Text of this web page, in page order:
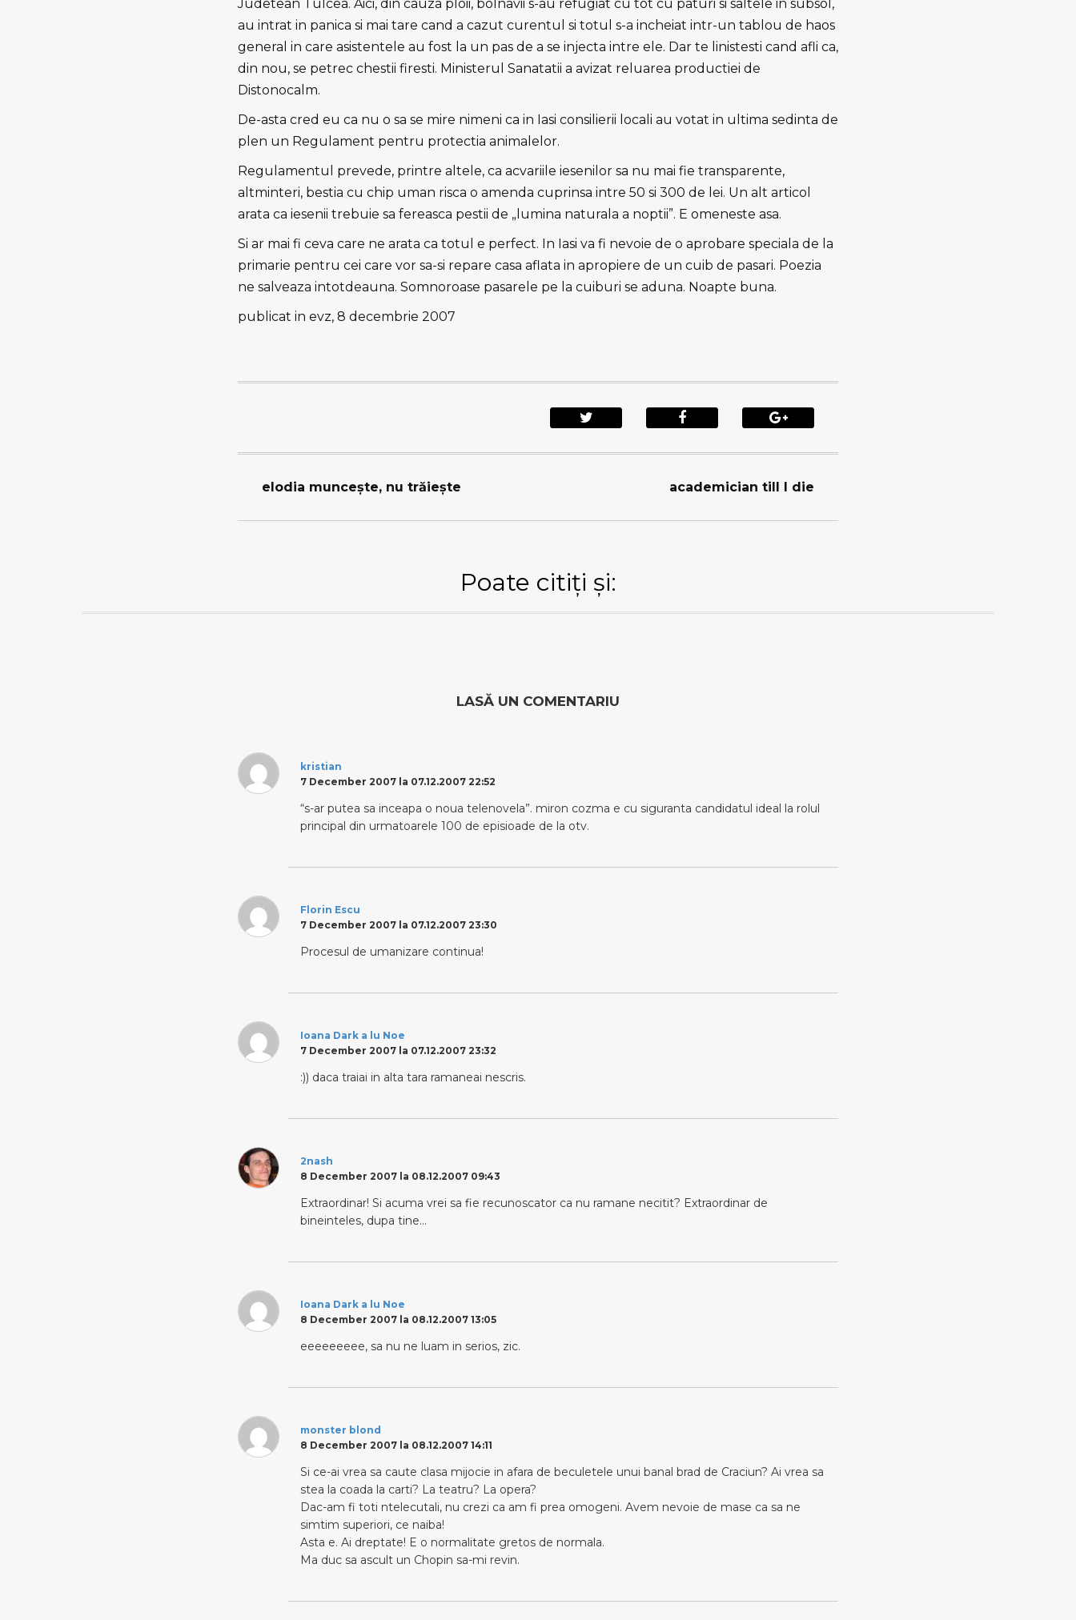
Judetean Tulcea. Aici, din cauza ploii, bolnavii s-au refugiat cu tot cu paturi si saltele in subsol,
au intrat in panica si mai tare cand a cazut curentul si totul s-a incheiat intr-un tablou de haos
general in care asistentele au fost la un pas de a se injecta intre ele. Dar te linistesti cand afli ca,
din nou, se petrec chestii firesti. Ministerul Sanatatii a avizat reluarea productiei de
Distonocalm.
De-asta cred eu ca nu o sa se mire nimeni ca in Iasi consilierii locali au votat in ultima sedinta de
plen un Regulament pentru protectia animalelor.
Regulamentul prevede, printre altele, ca acvariile iesenilor sa nu mai fie transparente,
altminteri, bestia cu chip uman risca o amenda cuprinsa intre 50 si 300 de lei. Un alt articol
arata ca iesenii trebuie sa fereasca pestii de „lumina naturala a noptii”. E omeneste asa.
Si ar mai fi ceva care ne arata ca totul e perfect. In Iasi va fi nevoie de o aprobare speciala de la
primarie pentru cei care vor sa-si repare casa aflata in apropiere de un cuib de pasari. Poezia
ne salveaza intotdeauna. Somnoroase pasarele pe la cuiburi se aduna. Noapte buna.
publicat in evz, 8 decembrie 2007
elodia munceşte, nu trăieşte academician till I die
Poate citiți și:
LASĂ UN COMENTARIU
kristian
7 December 2007 la 07.12.2007 22:52
“s-ar putea sa inceapa o noua telenovela”. miron cozma e cu siguranta candidatul ideal la rolul
principal din urmatoarele 100 de episioade de la otv.
Florin Escu
7 December 2007 la 07.12.2007 23:30
Procesul de umanizare continua!
Ioana Dark a lu Noe
7 December 2007 la 07.12.2007 23:32
:)) daca traiai in alta tara ramaneai nescris.
2nash
8 December 2007 la 08.12.2007 09:43
Extraordinar! Si acuma vrei sa fie recunoscator ca nu ramane necitit? Extraordinar de
bineinteles, dupa tine…
Ioana Dark a lu Noe
8 December 2007 la 08.12.2007 13:05
eeeeeeeee, sa nu ne luam in serios, zic.
monster blond
8 December 2007 la 08.12.2007 14:11
Si ce-ai vrea sa caute clasa mijocie in afara de beculetele unui banal brad de Craciun? Ai vrea sa
stea la coada la carti? La teatru? La opera?
Dac-am fi toti ntelecutali, nu crezi ca am fi prea omogeni. Avem nevoie de mase ca sa ne
simtim superiori, ce naiba!
Asta e. Ai dreptate! E o normalitate gretos de normala.
Ma duc sa ascult un Chopin sa-mi revin.